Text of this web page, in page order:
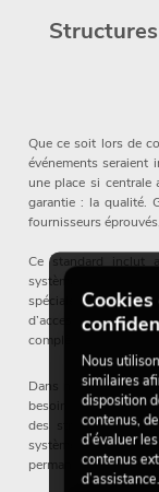
Que ce soit lors de
événements seraient
une place si centrale
garantie : la qualité.
fournisseurs
Ce standard inclut
systèmes
spéciale, et nous les
d’accessoires –
complète l’offre.
Dans notre gamme
besoin : des
des structures que
systèmes lourds,
permanentes.
Nous
similaires
disposition
contenus,
d’évaluer
contenus
d’assistance.